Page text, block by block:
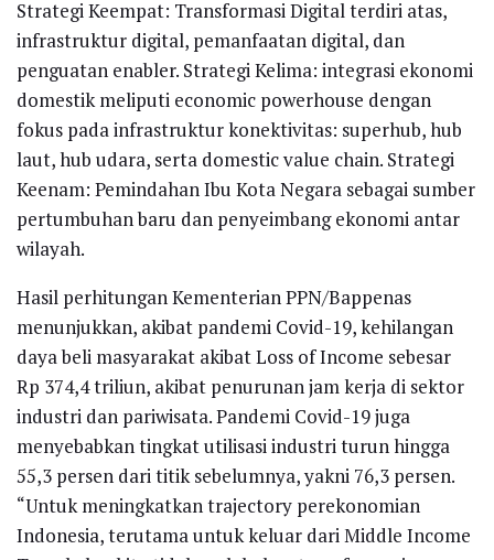
Strategi Keempat: Transformasi Digital terdiri atas,
infrastruktur digital, pemanfaatan digital, dan
penguatan enabler. Strategi Kelima: integrasi ekonomi
domestik meliputi economic powerhouse dengan
fokus pada infrastruktur konektivitas: superhub, hub
laut, hub udara, serta domestic value chain. Strategi
Keenam: Pemindahan Ibu Kota Negara sebagai sumber
pertumbuhan baru dan penyeimbang ekonomi antar
wilayah.
Hasil perhitungan Kementerian PPN/Bappenas
menunjukkan, akibat pandemi Covid-19, kehilangan
daya beli masyarakat akibat Loss of Income sebesar
Rp 374,4 triliun, akibat penurunan jam kerja di sektor
industri dan pariwisata. Pandemi Covid-19 juga
menyebabkan tingkat utilisasi industri turun hingga
55,3 persen dari titik sebelumnya, yakni 76,3 persen.
“Untuk meningkatkan trajectory perekonomian
Indonesia, terutama untuk keluar dari Middle Income